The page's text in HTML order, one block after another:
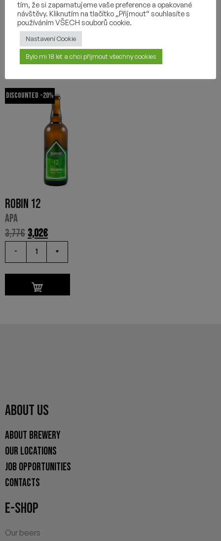
+ -
Discounted -20%
ROBIN 12
APA
3,77€ 3,02€
- +
ABOUT US
ABOUT BREWERY
OUR LOCATIONS
JOB OPPORTUNITIES
CONTACTS
E-SHOP
Our beers
tím, že si zapamatujeme vaše preference a opakované
návštěvy. Kliknutím na tlačítko „Přijmout“ souhlasíte s
používáním VŠECH souborů cookie.
Nastavení Cookie
Bylo mi 18 let a chci přijmout všechny cookies